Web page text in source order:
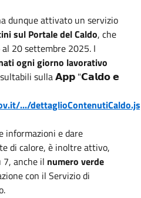
dunque attivato un servizio
sul Portale del Caldo, che
20 settembre 2025. I
ogni giorno lavorativo
sulla 𝗔𝗽𝗽 "𝗖𝗮𝗹𝗱𝗼 𝗲
.../
informazioni e dare
di calore, è inoltre attivo,
anche il numero verde
con il Servizio di